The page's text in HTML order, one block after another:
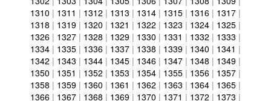
1310 | 1311 | 1312 | 1313 | 1314 | 1315 | 1316 | 1317 |
1318 | 1319 | 1320 | 1321 | 1322 | 1323 | 1324 | 1325 |
1326 | 1327 | 1328 | 1329 | 1330 | 1331 | 1332 | 1333 |
1334 | 1335 | 1336 | 1337 | 1338 | 1339 | 1340 | 1341 |
1342 | 1343 | 1344 | 1345 | 1346 | 1347 | 1348 | 1349 |
1350 | 1351 | 1352 | 1353 | 1354 | 1355 | 1356 | 1357 |
1358 | 1359 | 1360 | 1361 | 1362 | 1363 | 1364 | 1365 |
1366 | 1367 | 1368 | 1369 | 1370 | 1371 | 1372 | 1373 |